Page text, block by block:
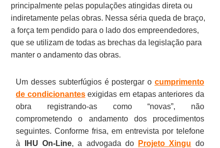
principalmente pelas populações atingidas direta ou
indiretamente pelas obras. Nessa séria queda de braço,
a força tem pendido para o lado dos empreendedores,
que se utilizam de todas as brechas da legislação para
manter o andamento das obras.
Um desses subterfúgios é postergar o cumprimento
de condicionantesexigidas em etapas anteriores da
obra registrando-as como “novas”, não
comprometendo o andamento dos procedimentos
seguintes. Conforme frisa, em entrevista por telefone
à
IHU On-Line, a advogada do Projeto Xingu do